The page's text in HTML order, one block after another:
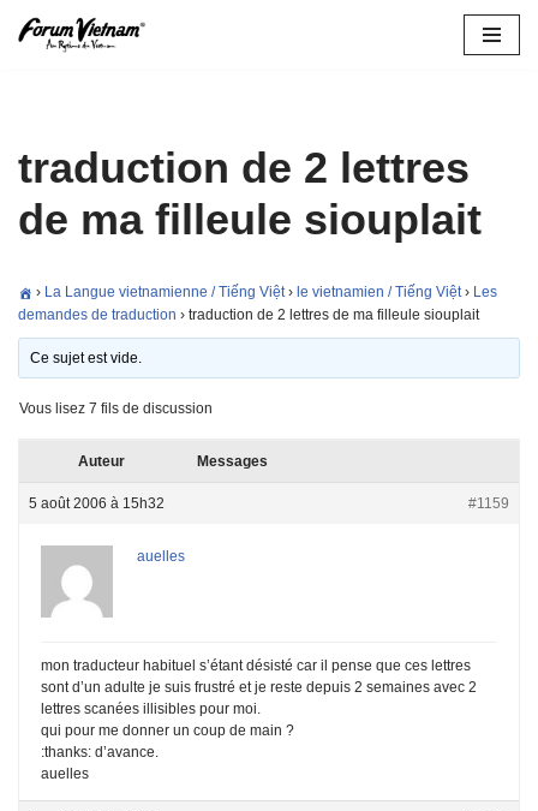
traduction de 2 lettres
de ma filleule siouplait
› La Langue vietnamienne / Tiếng Việt › le vietnamien / Tiếng Việt › Les
demandes de traduction › traduction de 2 lettres de ma filleule siouplait
Ce sujet est vide.
Vous lisez 7 fils de discussion
Auteur Messages
5 août 2006 à 15h32 #1159
auelles
mon traducteur habituel s’étant désisté car il pense que ces lettres
sont d’un adulte je suis frustré et je reste depuis 2 semaines avec 2
lettres scanées illisibles pour moi.
qui pour me donner un coup de main ?
:thanks: d’avance.
auelles